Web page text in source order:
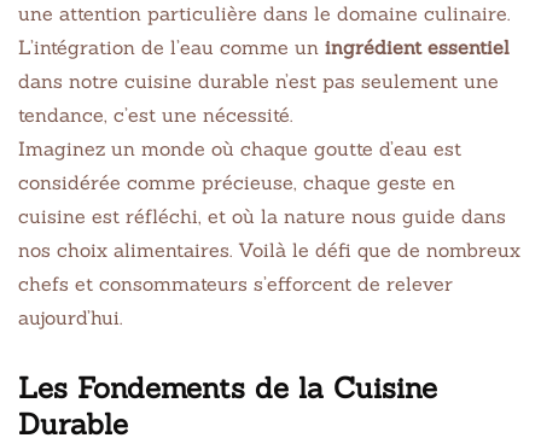
une attention particulière dans le domaine culinaire.
L’intégration de l’eau comme un ingrédient essentiel
dans notre cuisine durable n’est pas seulement une
tendance, c’est une nécessité.
Imaginez un monde où chaque goutte d’eau est
considérée comme précieuse, chaque geste en
cuisine est réfléchi, et où la nature nous guide dans
nos choix alimentaires. Voilà le défi que de nombreux
chefs et consommateurs s’efforcent de relever
aujourd’hui.
Les Fondements de la Cuisine
Durable